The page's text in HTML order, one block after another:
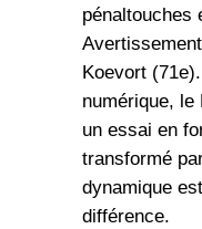
pénaltouches
Koevort
numérique, le
un essai en
transformé
dynamique
différence.